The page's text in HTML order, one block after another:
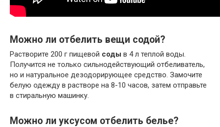
Можно ли отбелить вещи содой?
Растворите 200 г пищевой соды в 4 л теплой воды.
Получится не только сильнодействующий отбеливатель,
но и натуральное дезодорирующее средство. Замочите
белую одежду в растворе на 8-10 часов, затем отправьте
в стиральную машинку.
Можно ли уксусом отбелить белье?